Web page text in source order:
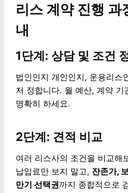
리스 계약 진행 과
내
1단계: 상담 및 조건
법인인지 개인인지, 운용리스
저 정합니다. 월 예산, 계약 기
명확히 하세요.
2단계: 견적 비교
여러 리스사의 조건을 비교해
납입료만 보지 말고, 잔존가,
만기 선택권까지 종합적으로